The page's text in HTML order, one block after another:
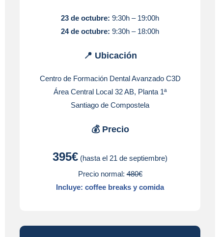
23 de octubre: 9:30h – 19:00h
24 de octubre: 9:30h – 18:00h
📍 Ubicación
Centro de Formación Dental Avanzado C3D
Área Central Local 32 AB, Planta 1ª
Santiago de Compostela
💰 Precio
395€ (hasta el 21 de septiembre)
Precio normal:480€
Incluye: coffee breaks y comida